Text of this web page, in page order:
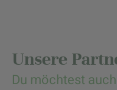
Unsere
Du möchtest